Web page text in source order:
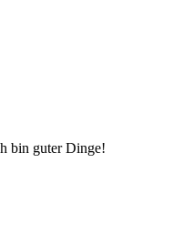
bin guter Dinge!